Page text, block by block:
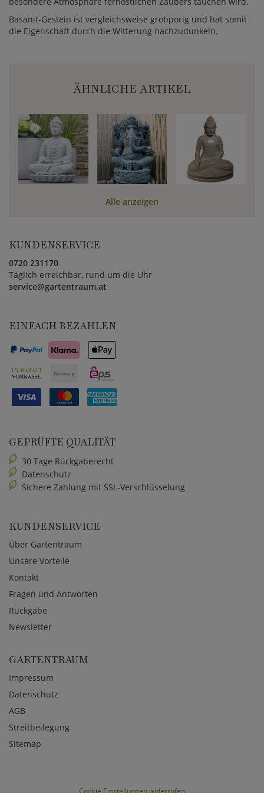
Basanit-Gestein ist vergleichsweise grobporig und hat somit
die Eigenschaft durch die Witterung nachzudunkeln.
ÄHNLICHE ARTIKEL
Alle anzeigen
KUNDENSERVICE
0720 231170
Täglich erreichbar, rund um die Uhr
service@gartentraum.at
EINFACH BEZAHLEN
GEPRÜFTE QUALITÄT
30 Tage Rückgaberecht
Datenschutz
Sichere Zahlung mit SSL-Verschlüsselung
KUNDENSERVICE
Über Gartentraum
Unsere Vorteile
Kontakt
Fragen und Antworten
Rückgabe
Newsletter
GARTENTRAUM
Impressum
Datenschutz
AGB
Streitbeilegung
Sitemap
Cookie Einstellungen widerrufen